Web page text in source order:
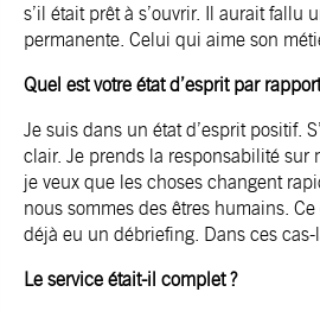
s’il était prêt à s’ouvrir. Il aurait
permanente. Celui qui aime son
Quel est votre état d’esprit par
Je suis dans un état d’esprit positif.
clair. Je prends la responsabilité sur
je veux que les choses changent
nous sommes des êtres humains.
déjà eu un débriefing. Dans ces
Le service était-il complet ?